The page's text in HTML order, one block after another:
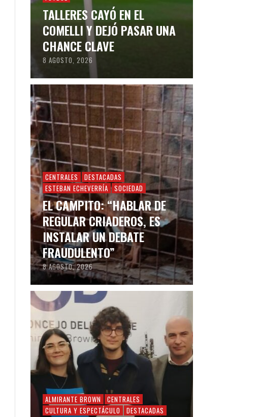
TALLERES CAYÓ EN EL
COMELLI Y DEJÓ PASAR UNA
CHANCE CLAVE
8 AGOSTO, 2026
CENTRALES
DESTACADAS
ESTEBAN ECHEVERRÍA
SOCIEDAD
EL CAMPITO: “HABLAR DE
REGULAR CRIADEROS, ES
INSTALAR UN DEBATE
FRAUDULENTO”
8 AGOSTO, 2026
ALMIRANTE BROWN
CENTRALES
CULTURA Y ESPECTÁCULO
DESTACADAS